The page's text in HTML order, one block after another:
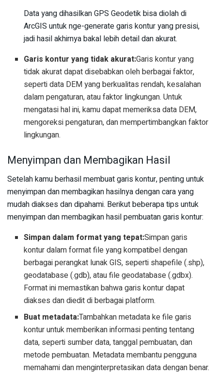
Data yang dihasilkan GPS Geodetik bisa diolah di
ArcGIS untuk nge-generate garis kontur yang presisi,
jadi hasil akhirnya bakal lebih detail dan akurat.
Garis kontur yang tidak akurat:Garis kontur yang
tidak akurat dapat disebabkan oleh berbagai faktor,
seperti data DEM yang berkualitas rendah, kesalahan
dalam pengaturan, atau faktor lingkungan. Untuk
mengatasi hal ini, kamu dapat memeriksa data DEM,
mengoreksi pengaturan, dan mempertimbangkan faktor
lingkungan.
Menyimpan dan Membagikan Hasil
Setelah kamu berhasil membuat garis kontur, penting untuk
menyimpan dan membagikan hasilnya dengan cara yang
mudah diakses dan dipahami. Berikut beberapa tips untuk
menyimpan dan membagikan hasil pembuatan garis kontur:
Simpan dalam format yang tepat:Simpan garis
kontur dalam format file yang kompatibel dengan
berbagai perangkat lunak GIS, seperti shapefile (.shp),
geodatabase (.gdb), atau file geodatabase (.gdbx).
Format ini memastikan bahwa garis kontur dapat
diakses dan diedit di berbagai platform.
Buat metadata:Tambahkan metadata ke file garis
kontur untuk memberikan informasi penting tentang
data, seperti sumber data, tanggal pembuatan, dan
metode pembuatan. Metadata membantu pengguna
memahami dan menginterpretasikan data dengan benar.